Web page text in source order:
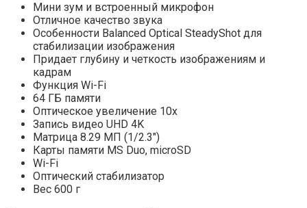
Мини зум и встроенный микрофон
Отличное качество звука
Особенности Balanced Optical SteadyShot для
стабилизации изображения
Придает глубину и четкость изображениям и
кадрам
Функция Wi-Fi
64 ГБ памяти
Оптическое увеличение 10x
Запись видео UHD 4K
Матрица 8.29 МП (1/2.3″)
Карты памяти MS Duo, microSD
Wi-Fi
Оптический стабилизатор
Вес 600 г